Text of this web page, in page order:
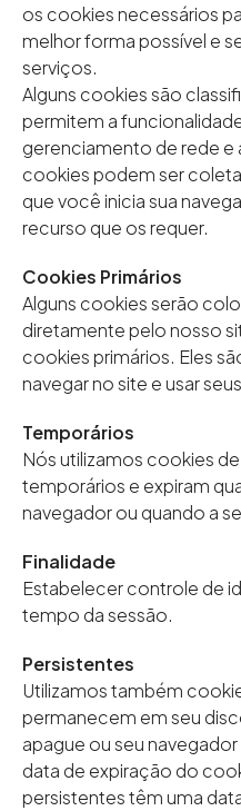
os cookies necessários
melhor forma possível e
serviços.
Alguns cookies são
permitem a
gerenciamento de rede e
cookies podem ser
que você inicia sua
recurso que os requer.
Cookies Primários
Alguns cookies serão
diretamente pelo nosso
cookies primários. Eles
navegar no site e usar
Temporários
Nós utilizamos cookies
temporários e expiram
navegador ou quando a
Finalidade
Estabelecer controle de
tempo da sessão.
Persistentes
Utilizamos também
permanecem em seu
apague ou seu
data de expiração do
persistentes têm uma